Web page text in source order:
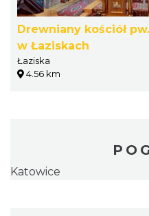
Drewniany kościół
w Łaziskach
Łaziska
4.56 km
Katowice